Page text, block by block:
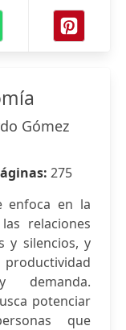
Gómez
275
enfoca en la
relaciones
y silencios, y
potenciar
que